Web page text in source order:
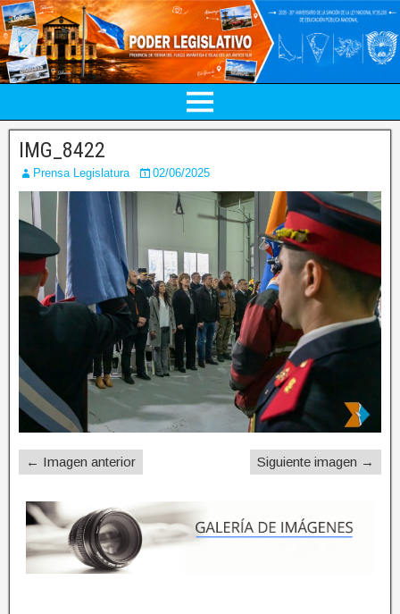
IMG_8422
Prensa Legislatura 02/06/2025
← Imagen anterior Siguiente imagen →